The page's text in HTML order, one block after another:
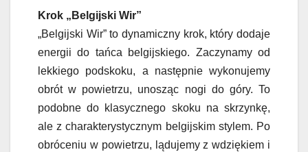
Krok „Belgijski Wir”
„Belgijski Wir” to dynamiczny krok, który dodaje
energii do tańca belgijskiego. Zaczynamy od
lekkiego podskoku, a następnie wykonujemy
obrót w powietrzu, unosząc nogi do góry. To
podobne do klasycznego skoku na skrzynkę,
ale z charakterystycznym belgijskim stylem. Po
obróceniu w powietrzu, lądujemy z wdziękiem i